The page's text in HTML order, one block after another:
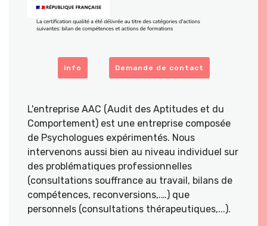
info Demande de contact
L'entreprise AAC (Audit des Aptitudes et du
Comportement) est une entreprise composée
de Psychologues expérimentés. Nous
intervenons aussi bien au niveau individuel sur
des problématiques professionnelles
(consultations souffrance au travail, bilans de
compétences, reconversions,.…) que
personnels (consultations thérapeutiques,...).